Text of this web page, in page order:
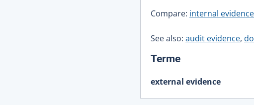
Compare: internal evidence
See also: audit evidence,
Terme:
external evidence